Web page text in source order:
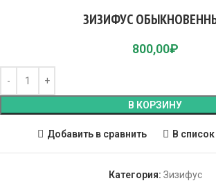
ЗИЗИФУС
800,00₽
В КОРЗИНУ
Добавить в сравнить В
Категория: Зизифус